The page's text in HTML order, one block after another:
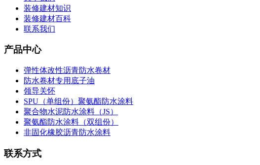
装修建材知识
装修建材百科
联系我们
产品中心
弹性体改性沥青防水卷材
防水卷材专用底子油
领导关怀
SPU（单组份）聚氨酯防水涂料
聚合物水泥防水涂料（JS）
聚氨酯防水涂料（双组份）
非固化橡胶沥青防水涂料
联系方式